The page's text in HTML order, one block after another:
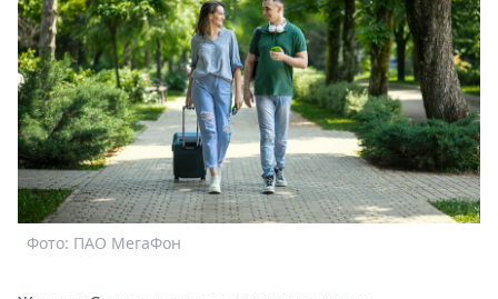
Пресс-
релизы
О
Metro
Стримы
Спецпроекты
Звезды
Выборы
2026
Фото: ПАО МегаФон